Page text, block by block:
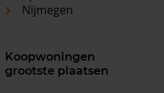
Nijmegen
Koopwoningen
grootste plaatsen